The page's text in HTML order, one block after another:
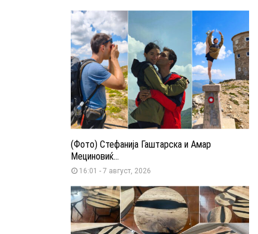
(Фото) Стефанија Гаштарска и Амар
Мециновиќ...
16:01 - 7 август, 2026